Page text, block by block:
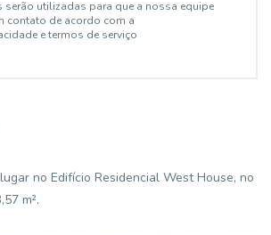
serão utilizadas para que a nossa equipe
contato de acordo com a
e termos de serviço
no Edifício Residencial West House, no
m².